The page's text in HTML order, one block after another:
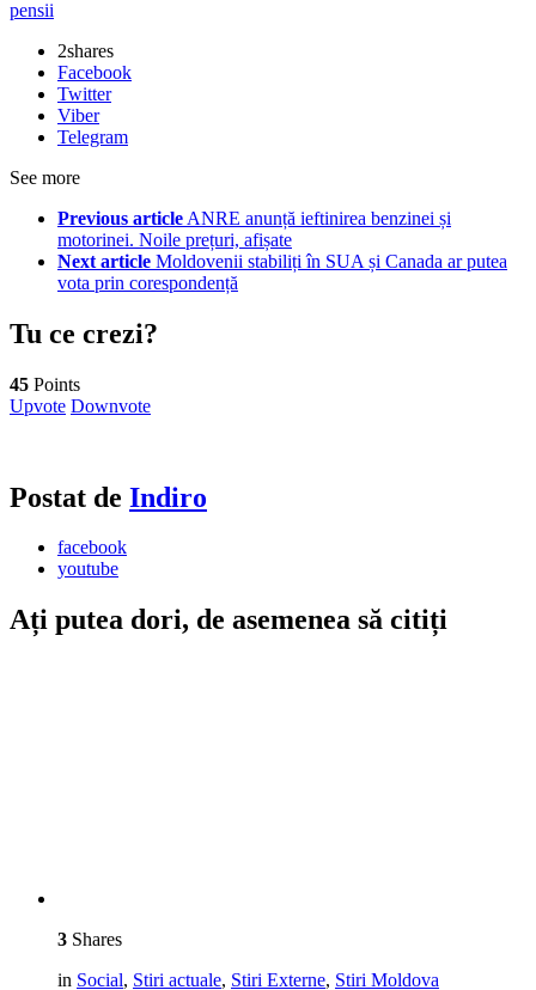
pensii
2shares
Facebook
Twitter
Viber
Telegram
See more
Previous article ANRE anunță ieftinirea benzinei și
motorinei. Noile prețuri, afișate
Next article Moldovenii stabiliți în SUA și Canada ar putea
vota prin corespondență
Tu ce crezi?
45 Points
Upvote Downvote
Postat de Indiro
facebook
youtube
Ați putea dori, de asemenea să citiți
3 Shares
in Social, Stiri actuale, Stiri Externe, Stiri Moldova